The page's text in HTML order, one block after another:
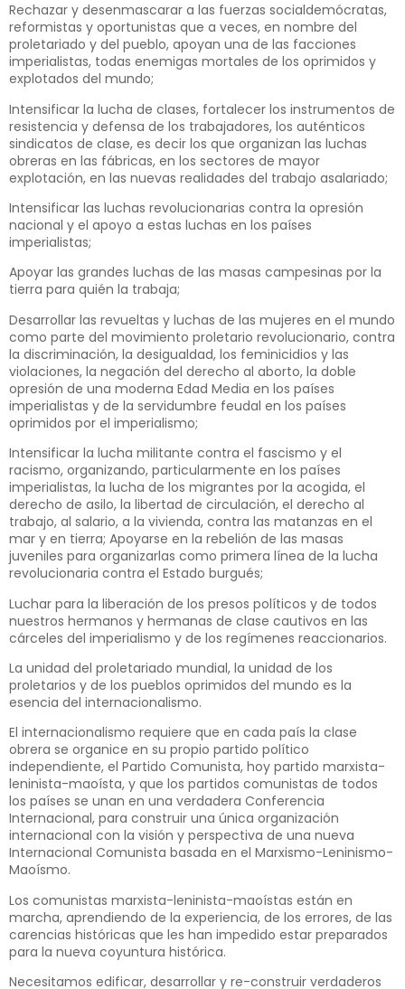
Rechazar y desenmascarar a las fuerzas socialdemócratas,
reformistas y oportunistas que a veces, en nombre del
proletariado y del pueblo, apoyan una de las facciones
imperialistas, todas enemigas mortales de los oprimidos y
explotados del mundo;
Intensificar la lucha de clases, fortalecer los instrumentos de
resistencia y defensa de los trabajadores, los auténticos
sindicatos de clase, es decir los que organizan las luchas
obreras en las fábricas, en los sectores de mayor
explotación, en las nuevas realidades del trabajo asalariado;
Intensificar las luchas revolucionarias contra la opresión
nacional y el apoyo a estas luchas en los países
imperialistas;
Apoyar las grandes luchas de las masas campesinas por la
tierra para quién la trabaja;
Desarrollar las revueltas y luchas de las mujeres en el mundo
como parte del movimiento proletario revolucionario, contra
la discriminación, la desigualdad, los feminicidios y las
violaciones, la negación del derecho al aborto, la doble
opresión de una moderna Edad Media en los países
imperialistas y de la servidumbre feudal en los países
oprimidos por el imperialismo;
Intensificar la lucha militante contra el fascismo y el
racismo, organizando, particularmente en los países
imperialistas, la lucha de los migrantes por la acogida, el
derecho de asilo, la libertad de circulación, el derecho al
trabajo, al salario, a la vivienda, contra las matanzas en el
mar y en tierra; Apoyarse en la rebelión de las masas
juveniles para organizarlas como primera línea de la lucha
revolucionaria contra el Estado burgués;
Luchar para la liberación de los presos políticos y de todos
nuestros hermanos y hermanas de clase cautivos en las
cárceles del imperialismo y de los regímenes reaccionarios.
La unidad del proletariado mundial, la unidad de los
proletarios y de los pueblos oprimidos del mundo es la
esencia del internacionalismo.
El internacionalismo requiere que en cada país la clase
obrera se organice en su propio partido político
independiente, el Partido Comunista, hoy partido marxista-
leninista-maoísta, y que los partidos comunistas de todos
los países se unan en una verdadera Conferencia
Internacional, para construir una única organización
internacional con la visión y perspectiva de una nueva
Internacional Comunista basada en el Marxismo-Leninismo-
Maoísmo.
Los comunistas marxista-leninista-maoístas están en
marcha, aprendiendo de la experiencia, de los errores, de las
carencias históricas que les han impedido estar preparados
para la nueva coyuntura histórica.
Necesitamos edificar, desarrollar y re-construir verdaderos